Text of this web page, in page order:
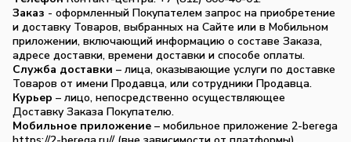
Заказ - оформленный Покупателем запрос на приобретение
и доставку Товаров, выбранных на Сайте или в Мобильном
приложении, включающий информацию о составе Заказа,
адресе доставки, времени доставки и способе оплаты.
Служба доставки – лица, оказывающие услуги по доставке
Товаров от имени Продавца, или сотрудники Продавца.
Курьер – лицо, непосредственно осуществляющее
Доставку Заказа Покупателю.
Мобильное приложение – мобильное приложение 2-berega